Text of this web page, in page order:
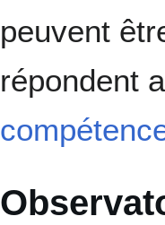
peuvent
répondent